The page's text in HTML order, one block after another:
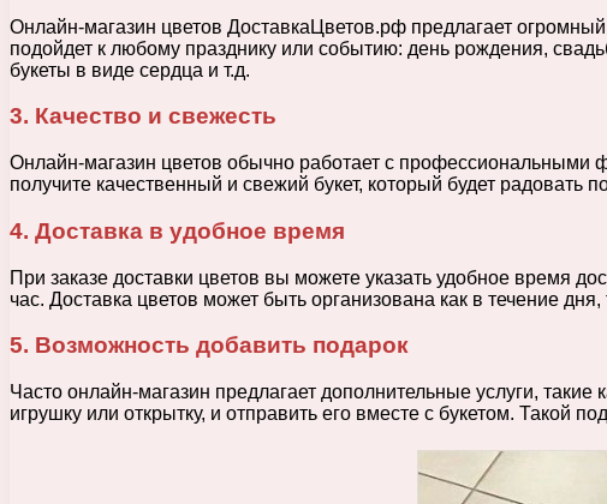
Онлайн-магазин цветов ДоставкаЦветов.рф предлагает
подойдет к любому празднику или событию: день рождения,
букеты в виде сердца и т.д.
3. Качество и свежесть
Онлайн-магазин цветов обычно работает с профессиональными
получите качественный и свежий букет, который будет радовать
4. Доставка в удобное время
При заказе доставки цветов вы можете указать удобное время
час. Доставка цветов может быть организована как в течение
5. Возможность добавить подарок
Часто онлайн-магазин предлагает дополнительные услуги,
игрушку или открытку, и отправить его вместе с букетом. Такой